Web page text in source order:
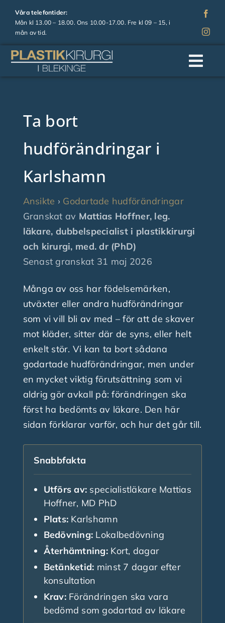
Fortsätt
innehållet
Våra telefontider:
Mån kl 13.00 – 18.00. Ons 10.00-17.00. Fre kl 09 – 15, i
mån av tid.
Om oss
Operationer
Finansiering
Nyheter
Fråga plastikkirurgen
Ta bort
hudförändringar i
Karlshamn
Ansikte › Godartade hudförändringar
Granskat av Mattias Hoffner, leg.
läkare, dubbelspecialist i plastikkirurgi
och kirurgi, med. dr (PhD)
Senast granskat 31 maj 2026
Många av oss har födelsemärken,
utväxter eller andra hudförändringar
som vi vill bli av med – för att de skaver
mot kläder, sitter där de syns, eller helt
enkelt stör. Vi kan ta bort sådana
godartade hudförändringar, men under
en mycket viktig förutsättning som vi
aldrig gör avkall på: förändringen ska
först ha bedömts av läkare. Den här
sidan förklarar varför, och hur det går till.
Snabbfakta
Utförs av: specialistläkare Mattias
Hoffner, MD PhD
Plats: Karlshamn
Bedövning: Lokalbedövning
Återhämtning: Kort, dagar
Betänketid: minst 7 dagar efter
konsultation
Krav:Förändringen ska vara
bedömd som godartad av läkare